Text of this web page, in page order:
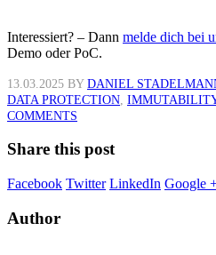
Interessiert? – Dann melde dich bei
Demo oder PoC.
13.03.2025 BY DANIEL
DATA PROTECTION
COMMENTS
Share this post
Facebook Twitter LinkedIn Google
Author